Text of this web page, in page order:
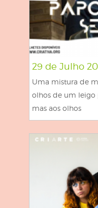
29 de Julho
Uma mistura de
olhos de um leigo
mas aos olhos